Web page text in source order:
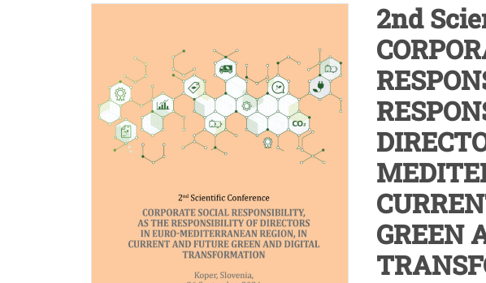
2nd
GREEN